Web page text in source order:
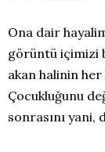
Ona dair
görüntü içimizi
akan halinin her
Çocukluğunu
sonrasını yani,